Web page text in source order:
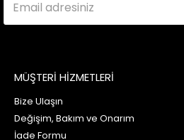
MÜŞTERİ HİZMETLERİ
Bize Ulaşın
Değişim, Bakım ve Onarım
İade Formu